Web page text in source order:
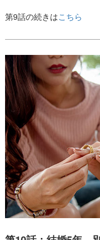
第9話の続きはこちら